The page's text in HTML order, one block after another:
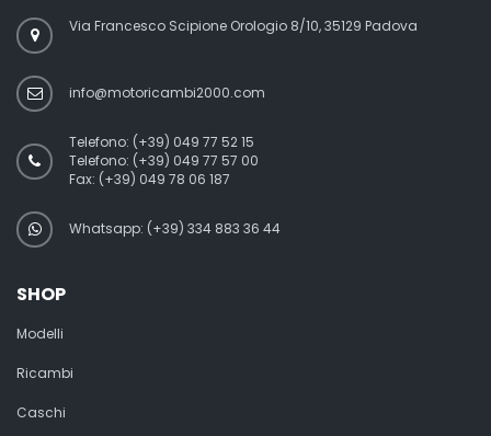
Via Francesco Scipione Orologio 8/10, 35129 Padova
info@motoricambi2000.com
Telefono: (+39) 049 77 52 15
Telefono: (+39) 049 77 57 00
Fax: (+39) 049 78 06 187
Whatsapp: (+39) 334 883 36 44
SHOP
Modelli
Ricambi
Caschi